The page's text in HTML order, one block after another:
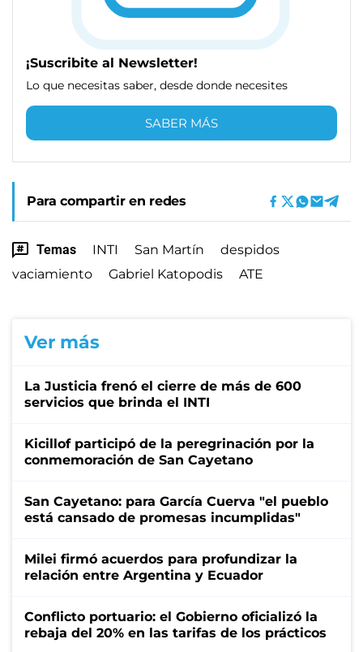
¡Suscribite al Newsletter!
Lo que necesitas saber, desde donde necesites
SABER MÁS
Para compartir en redes
Temas INTI San Martín
despidos
vaciamiento
Gabriel Katopodis ATE
Ver más
La Justicia frenó el cierre de más de 600
servicios que brinda el INTI
Kicillof participó de la peregrinación por la
conmemoración de San Cayetano
San Cayetano: para García Cuerva "el pueblo
está cansado de promesas incumplidas"
Milei firmó acuerdos para profundizar la
relación entre Argentina y Ecuador
Conflicto portuario: el Gobierno oficializó la
rebaja del 20% en las tarifas de los prácticos